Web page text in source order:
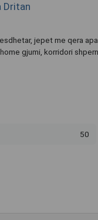
Dritan
jepet me qera
gjumi, korridori
50